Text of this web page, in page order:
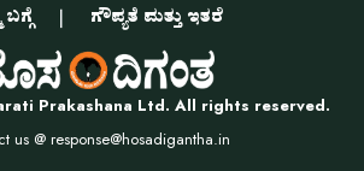
ಗೌಪ್ಯತೆ ಮತ್ತು ಇತರೆ
Prakashana Ltd. All rights reserved.
us @ response@hosadigantha.in